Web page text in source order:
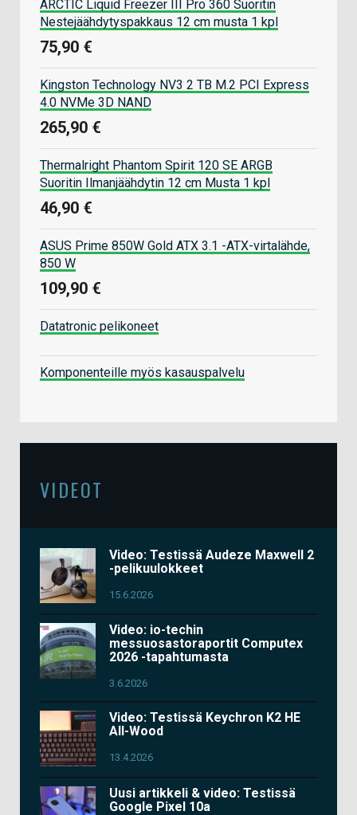
ARCTIC Liquid Freezer III Pro 360 Suoritin
Nestejäähdytyspakkaus 12 cm musta 1 kpl
75,90 €
Kingston Technology NV3 2 TB M.2 PCI Express
4.0 NVMe 3D NAND
265,90 €
Thermalright Phantom Spirit 120 SE ARGB
Suoritin Ilmanjäähdytin 12 cm Musta 1 kpl
46,90 €
ASUS Prime 850W Gold ATX 3.1 -ATX-virtalähde,
850 W
109,90 €
Datatronic pelikoneet
Komponenteille myös kasauspalvelu
VIDEOT
Video: Testissä Audeze Maxwell 2
-pelikuulokkeet
15.6.2026
Video: io-techin
messuosastoraportit Computex
2026 -tapahtumasta
3.6.2026
Video: Testissä Keychron K2 HE
All-Wood
13.4.2026
Uusi artikkeli & video: Testissä
Google Pixel 10a